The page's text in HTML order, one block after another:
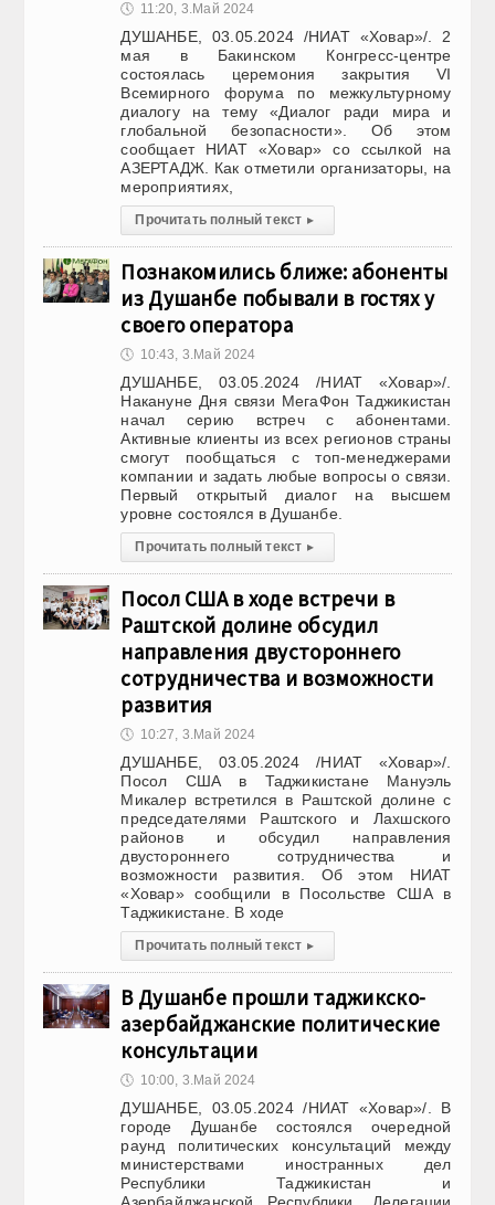
🕔 11:20, 3.Май 2024
ДУШАНБЕ, 03.05.2024 /НИАТ «Ховар»/. 2
мая в Бакинском Конгресс-центре
состоялась церемония закрытия VI
Всемирного форума по межкультурному
диалогу на тему «Диалог ради мира и
глобальной безопасности». Об этом
сообщает НИАТ «Ховар» со ссылкой на
АЗЕРТАДЖ. Как отметили организаторы, на
мероприятиях,
Прочитать полный текст ▸
Познакомились ближе: абоненты
из Душанбе побывали в гостях у
своего оператора
🕔 10:43, 3.Май 2024
ДУШАНБЕ, 03.05.2024 /НИАТ «Ховар»/.
Накануне Дня связи МегаФон Таджикистан
начал серию встреч с абонентами.
Активные клиенты из всех регионов страны
смогут пообщаться с топ-менеджерами
компании и задать любые вопросы о связи.
Первый открытый диалог на высшем
уровне состоялся в Душанбе.
Прочитать полный текст ▸
Посол США в ходе встречи в
Раштской долине обсудил
направления двустороннего
сотрудничества и возможности
развития
🕔 10:27, 3.Май 2024
ДУШАНБЕ, 03.05.2024 /НИАТ «Ховар»/.
Посол США в Таджикистане Мануэль
Микалер встретился в Раштской долине с
председателями Раштского и Лахшского
районов и обсудил направления
двустороннего сотрудничества и
возможности развития. Об этом НИАТ
«Ховар» сообщили в Посольстве США в
Таджикистане. В ходе
Прочитать полный текст ▸
В Душанбе прошли таджикско-
азербайджанские политические
консультации
🕔 10:00, 3.Май 2024
ДУШАНБЕ, 03.05.2024 /НИАТ «Ховар»/. В
городе Душанбе состоялся очередной
раунд политических консультаций между
министерствами иностранных дел
Республики Таджикистан и